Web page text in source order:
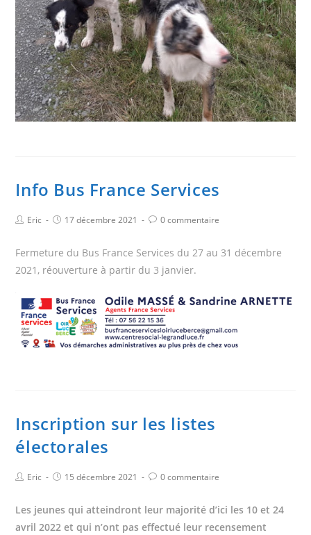
Info Bus France Services
Eric 17 décembre 2021 0 commentaire
Fermeture du Bus France Services du 27 au 31 décembre
2021, réouverture à partir du 3 janvier.
Inscription sur les listes
électorales
Eric 15 décembre 2021 0 commentaire
Les jeunes qui atteindront leur majorité d’ici les 10 et 24
avril 2022 et qui n’ont pas effectué leur recensement